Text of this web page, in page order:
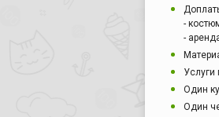
-
-
Услуги
Один
Один